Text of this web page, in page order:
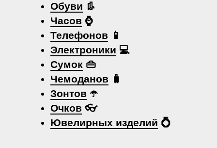
Обуви 👢
Часов ⌚
Телефонов 📱
Электроники 💻
Сумок 👜
Чемоданов 🧳
Зонтов ☂️
Очков 👓
Ювелирных изделий 💍